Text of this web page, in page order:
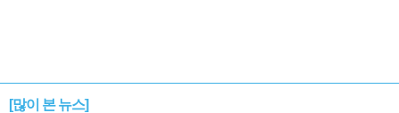
[많이 본 뉴스]